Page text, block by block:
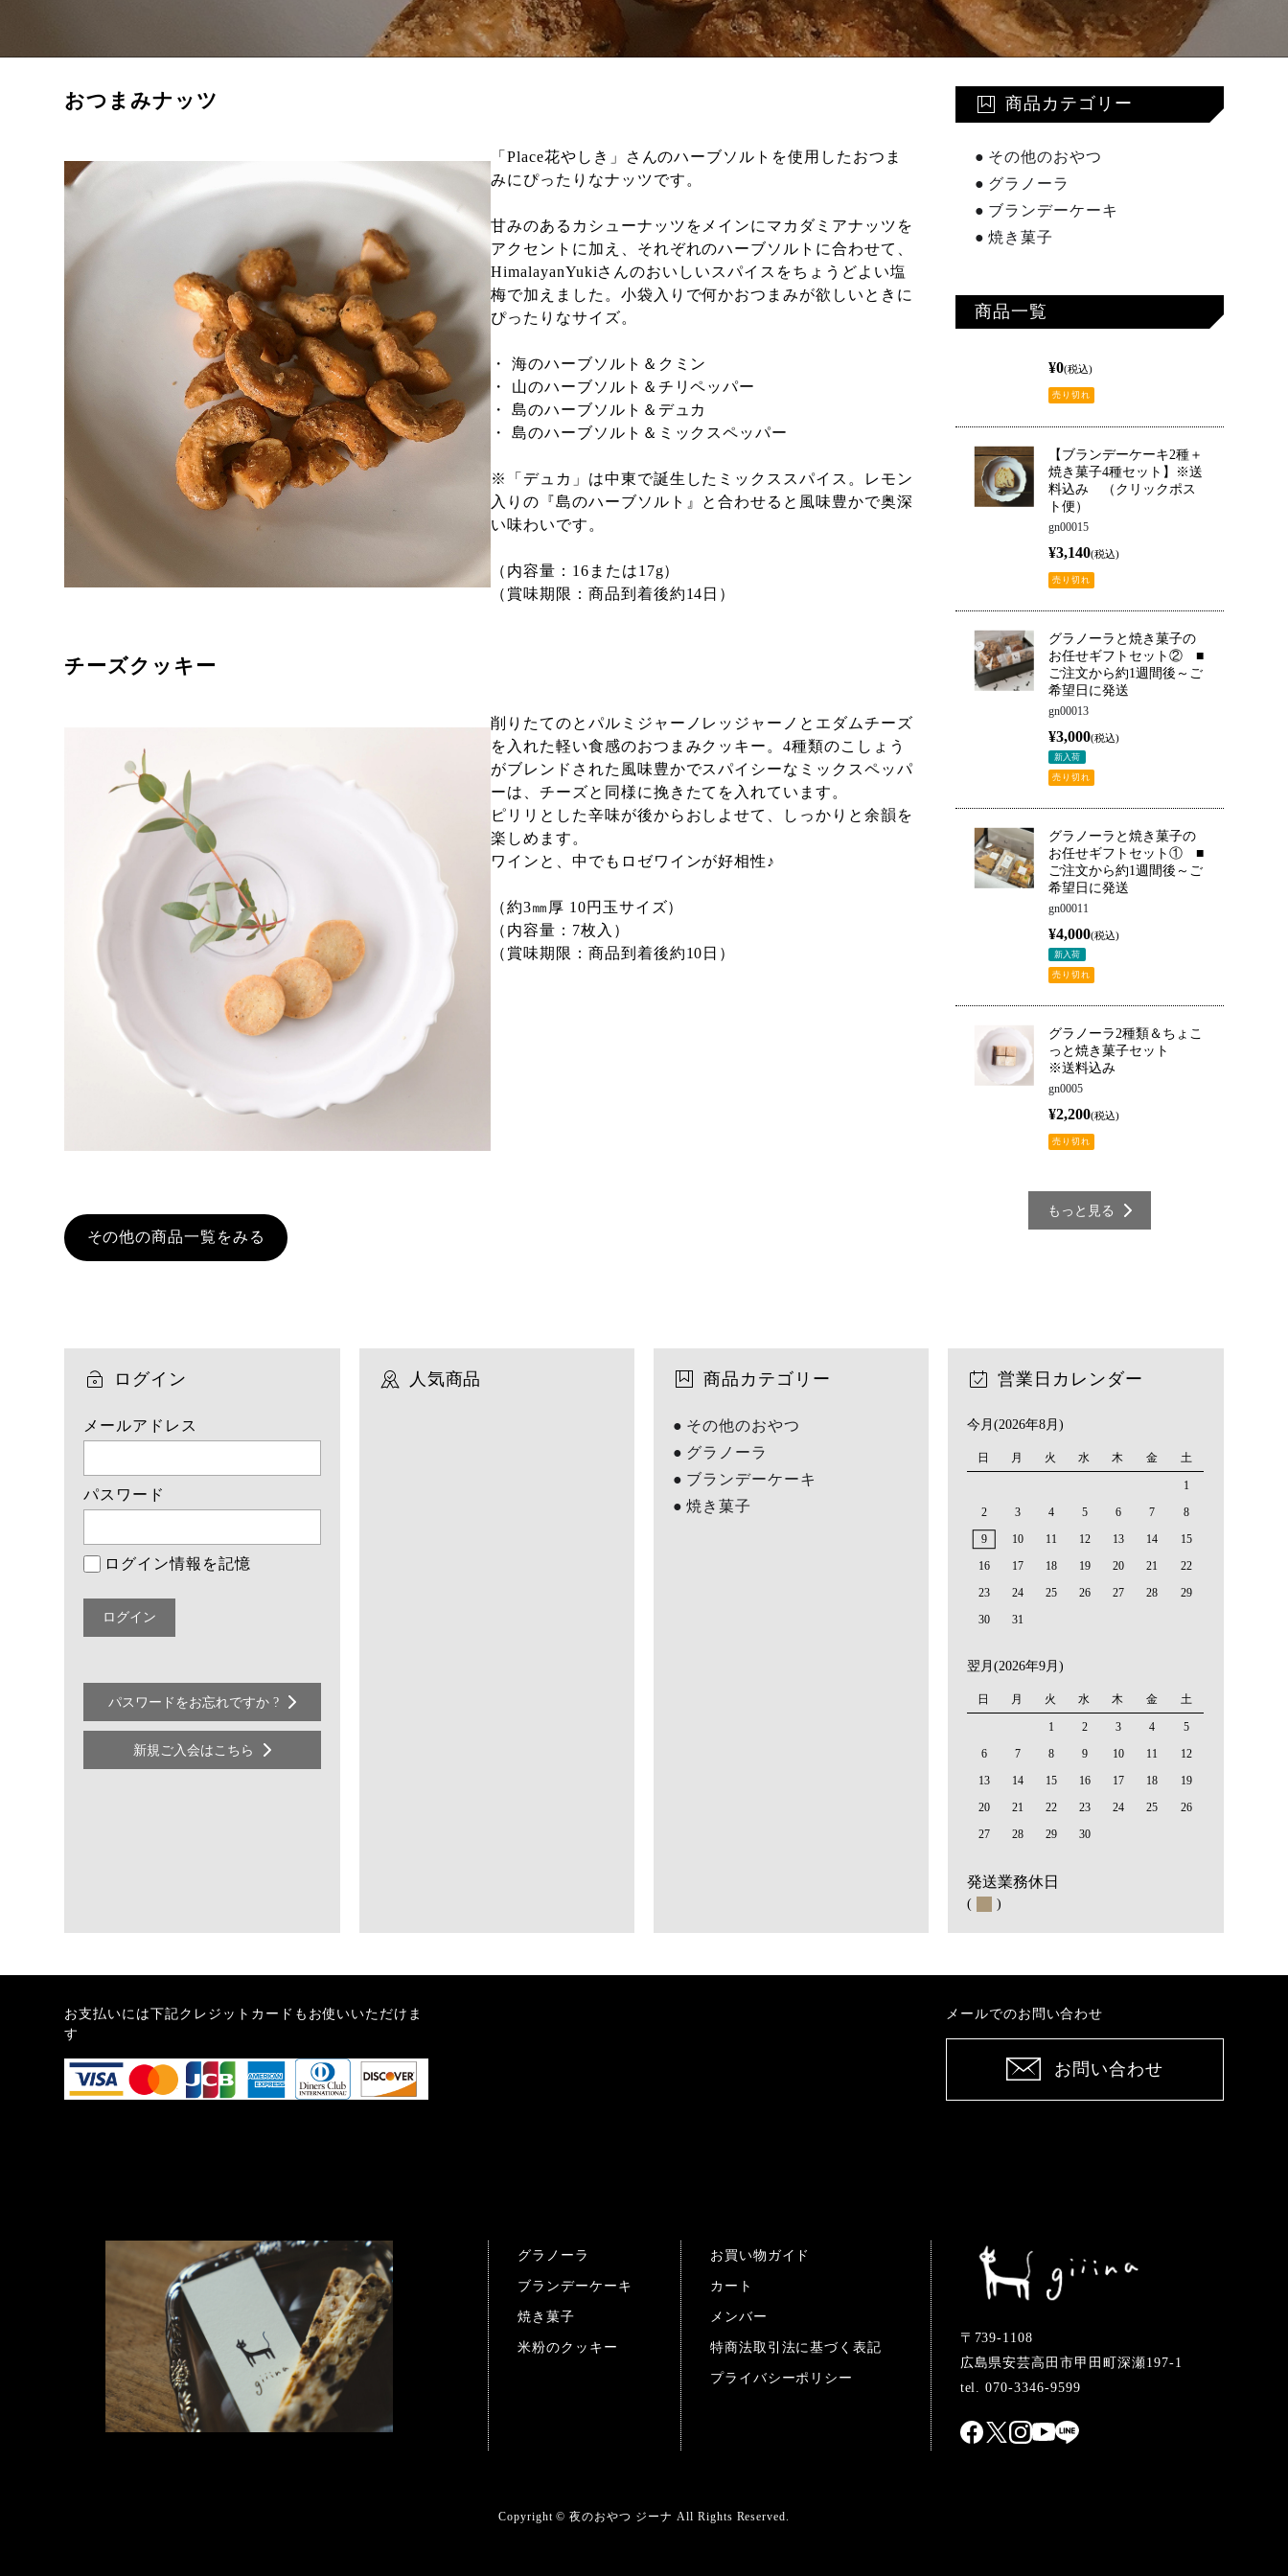
おつまみナッツ
「Place花やしき」さんのハーブソルトを使用したおつま
みにぴったりなナッツです。
甘みのあるカシューナッツをメインにマカダミアナッツを
アクセントに加え、それぞれのハーブソルトに合わせて、
HimalayanYukiさんのおいしいスパイスをちょうどよい塩
梅で加えました。小袋入りで何かおつまみが欲しいときに
ぴったりなサイズ。
・ 海のハーブソルト＆クミン
・ 山のハーブソルト＆チリペッパー
・ 島のハーブソルト＆デュカ
・ 島のハーブソルト＆ミックスペッパー
※「デュカ」は中東で誕生したミックススパイス。レモン
入りの『島のハーブソルト』と合わせると風味豊かで奥深
い味わいです。
（内容量：16または17g）
（賞味期限：商品到着後約14日）
チーズクッキー
削りたてのとパルミジャーノレッジャーノとエダムチーズ
を入れた軽い食感のおつまみクッキー。4種類のこしょう
がブレンドされた風味豊かでスパイシーなミックスペッパ
ーは、チーズと同様に挽きたてを入れています。
ピリリとした辛味が後からおしよせて、しっかりと余韻を
楽しめます。
ワインと、中でもロゼワインが好相性♪
（約3㎜厚 10円玉サイズ）
（内容量：7枚入）
（賞味期限：商品到着後約10日）
その他の商品一覧をみる
商品カテゴリー
その他のおやつ
グラノーラ
ブランデーケーキ
焼き菓子
商品一覧
¥0(税込)
売り切れ
【ブランデーケーキ2種＋
焼き菓子4種セット】※送
料込み （クリックポス
ト便）
gn00015
¥3,140(税込)
売り切れ
グラノーラと焼き菓子の
お任せギフトセット② ■
ご注文から約1週間後～ご
希望日に発送
gn00013
¥3,000(税込)
新入荷
売り切れ
グラノーラと焼き菓子の
お任せギフトセット① ■
ご注文から約1週間後～ご
希望日に発送
gn00011
¥4,000(税込)
新入荷
売り切れ
グラノーラ2種類＆ちょこ
っと焼き菓子セット
※送料込み
gn0005
¥2,200(税込)
売り切れ
もっと見る
ログイン
メールアドレス
パスワード
ログイン情報を記憶
パスワードをお忘れですか ?
新規ご入会はこちら
人気商品 商品カテゴリー
その他のおやつ
グラノーラ
ブランデーケーキ
焼き菓子
営業日カレンダー
今月(2026年8月)
日 月 火 水 木 金 土
1
2
3 4 5 6 7
8
9
10 11 12 13 14
15
16
17 18 19 20 21
22
23
24 25 26 27 28
29
30
31
翌月(2026年9月)
日 月 火 水 木 金 土
1 2 3 4
5
6
7 8 9 10 11
12
13
14 15 16 17 18
19
20
21 22 23 24 25
26
27
28 29 30
発送業務休日
( )
お支払いには下記クレジットカードもお使いいただけま
す
メールでのお問い合わせ
お問い合わせ
グラノーラ
ブランデーケーキ
焼き菓子
米粉のクッキー
お買い物ガイド
カート
メンバー
特商法取引法に基づく表記
プライバシーポリシー
〒739-1108
広島県安芸高田市甲田町深瀬197-1
tel. 070-3346-9599
Copyright © 夜のおやつ ジーナ All Rights Reserved.